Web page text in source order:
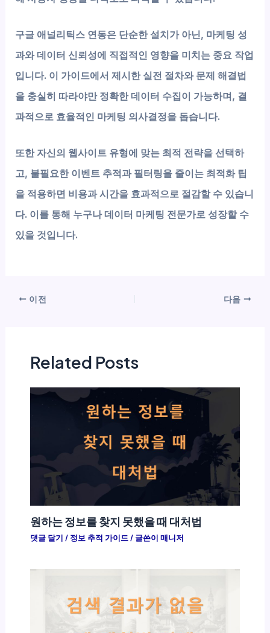
구글 애널리틱스 연동은 단순한 설치가 아닌, 마케팅 성
과와 데이터 신뢰성에 직접적인 영향을 미치는 중요 작업
입니다. 이 가이드에서 제시한 실전 절차와 문제 해결법
을 충실히 따라야만 정확한 데이터 수집이 가능하며, 결
과적으로 효율적인 마케팅 의사결정을 돕습니다.
또한 자신의 웹사이트 유형에 맞는 최적 전략을 선택하
고, 불필요한 이벤트 추적과 필터링을 줄이는 최적화 팁
을 적용하면 비용과 시간을 효과적으로 절감할 수 있습니
다. 이를 통해 누구나 데이터 마케팅 전문가로 성장할 수
있을 것입니다.
이전 다음
Related Posts
원하는 정보를 찾지 못했을 때 대처법
댓글 달기 / 정보 추적 가이드/ 글쓴이 매니저